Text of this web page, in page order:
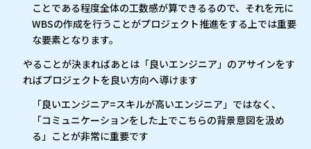
ことである程度全体の工数感が算できるるので、それを元に
WBSの作成を行うことがプロジェクト推進をする上では重要
な要素となります。
やることが決まればあとは「良いエンジニア」のアサインをす
ればプロジェクトを良い方向へ導けます
「良いエンジニア=スキルが高いエンジニア」ではなく、
「コミュニケーションをした上でこちらの背景意図を汲め
る」ことが非常に重要です